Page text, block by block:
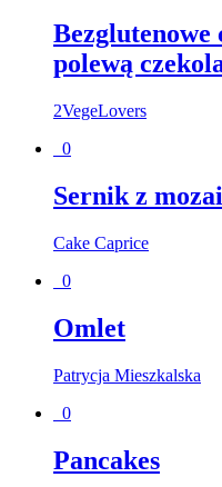
Bezglutenowe
polewą
2VegeLovers
0
Sernik z
Cake Caprice
0
Omlet
Patrycja Mieszkalska
0
Pancakes